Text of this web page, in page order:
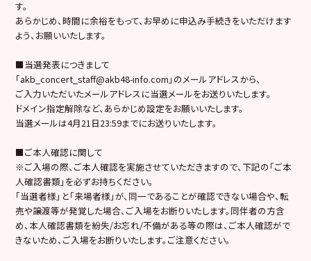
す。
あらかじめ、時間に余裕をもって、お早めに申込み手続きをいただけます
よう、お願いいたします。
■当選発表につきまして
「akb_concert_staff@akb48-info.com」のメールアドレスから、
ご入力いただいたメールアドレスに当選メールをお送りいたします。
ドメイン指定解除など、あらかじめ設定をお願いいたします。
当選メールは4月21日23:59までにお送りいたします。
■ご本人確認に関して
※ご入場の際、ご本人確認を実施させていただきますので、下記の「ご本
人確認書類」を必ずお持ちください。
「当選者様」と「来場者様」が、同一であることが確認できない場合や、転
売や譲渡等が発覚した場合、ご入場をお断りいたします。同伴者の方含
め、本人確認書類を紛失/お忘れ/不備がある等の際は、ご本人確認がで
きないため、ご入場をお断りいたします。ご注意ください。